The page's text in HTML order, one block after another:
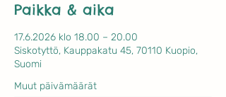
Paikka & aika
17.6.2026 klo 18.00 – 20.00
Siskotyttö, Kauppakatu 45, 70110 Kuopio,
Suomi
Muut päivämäärät